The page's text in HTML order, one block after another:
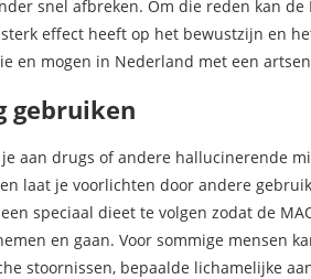
snel afbreken. Om die reden kan
effect heeft op het bewustzijn en
en mogen in Nederland met een
gebruiken
aan drugs of andere hallucinerende
laat je voorlichten door andere
speciaal dieet te volgen zodat de
en gaan. Voor sommige mensen
stoornissen, bepaalde lichamelijke